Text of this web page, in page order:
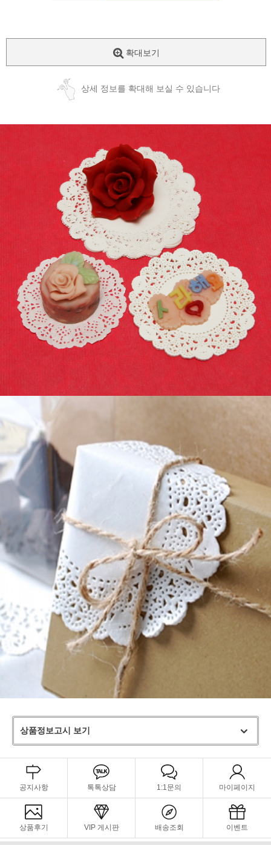
확대보기
상세 정보를 확대해 보실 수 있습니다
상품정보고시 보기
공지사항 톡톡상담 1:1문의 마이페이지
상품후기 VIP 게시판 배송조회 이벤트